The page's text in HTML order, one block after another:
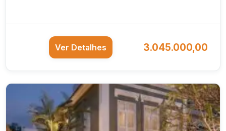
Ver Detalhes 3.045.000,00